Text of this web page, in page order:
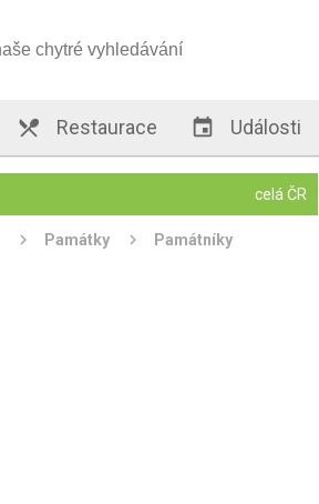
 Restaurace  Události
celá ČR
Památky Památníky